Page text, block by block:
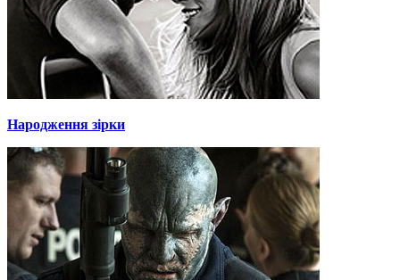
Народження зірки